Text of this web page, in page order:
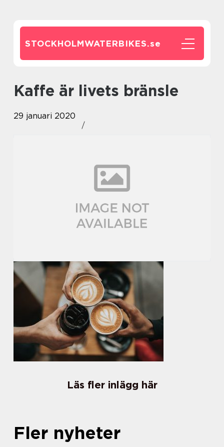
STOCKHOLMWATERBIKES.se
Kaffe är livets bränsle
29 januari 2020
Läs fler inlägg här
Fler nyheter